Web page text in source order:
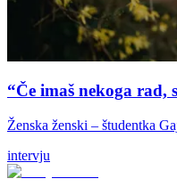
“Če imaš nekoga rad,
Ženska ženski – študentka
intervju